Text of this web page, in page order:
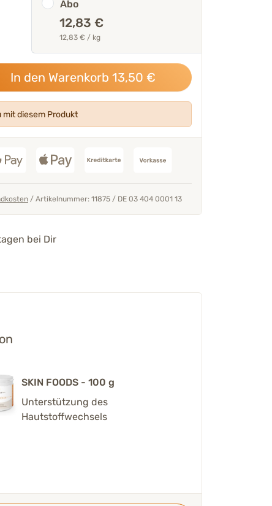
Backhaus Abo
12,83 €
12,83 € / kg
In den Warenkorb 13,50 €
mit diesem Produkt
/ Artikelnummer: 11875 / DE 03 404 0001 13
bei Dir
SKIN FOODS - 100 g
Unterstützung des
Hautstoffwechsels